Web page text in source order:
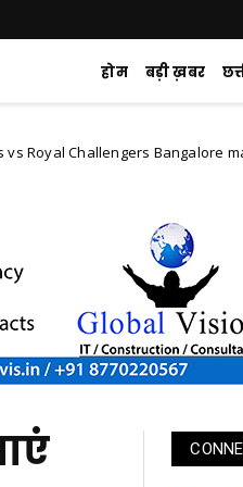
होम बड़ी ख़बर
Bangalore match no 43